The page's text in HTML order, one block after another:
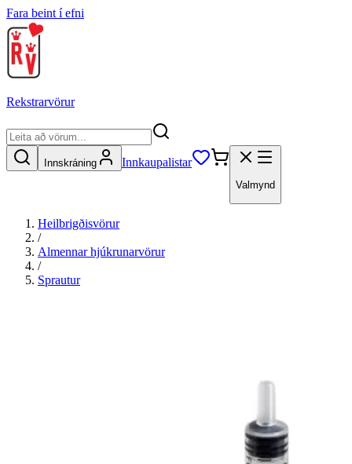
Fara beint í efni
Rekstrarvörur
Innskráning Innkaupalistar
Valmynd
Heilbrigðisvörur
/
Almennar hjúkrunarvörur
/
Sprautur